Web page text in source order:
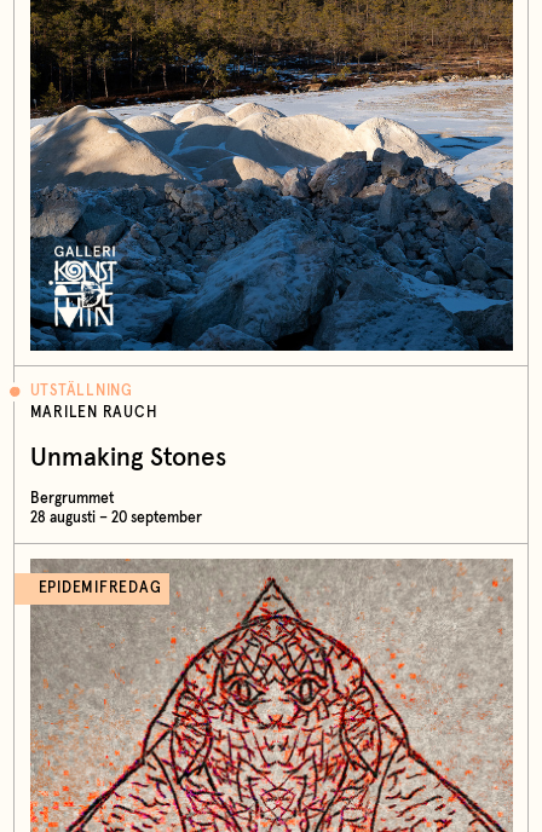
UTSTÄLLNING
MARILEN RAUCH
Unmaking Stones
Bergrummet
28 augusti – 20 september
EPIDEMIFREDAG